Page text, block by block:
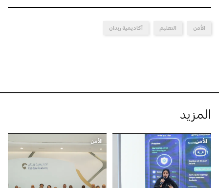
الأمن التعليم أكاديمية ربدان
المزيد
الأمن الأمن